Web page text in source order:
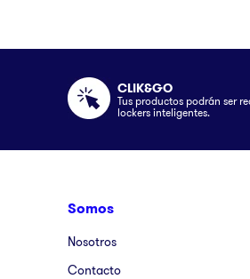
CLIK&GO
Tus productos podrán ser
lockers inteligentes.
Somos
Nosotros
Contacto